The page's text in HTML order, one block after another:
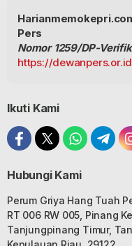
Pers
Nomor 1259/DP-
https://
Ikuti Kami
Hubungi Kami
Perum Griya Hang Tuah
RT 006 RW 005, Pinang
Tanjungpinang Timur,